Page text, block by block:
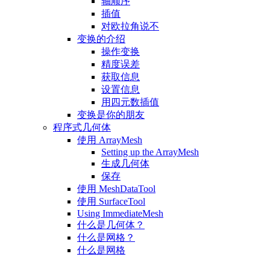
插值
对欧拉角说不
变换的介绍
操作变换
精度误差
获取信息
设置信息
用四元数插值
变换是你的朋友
程序式几何体
使用 ArrayMesh
Setting up the ArrayMesh
生成几何体
保存
使用 MeshDataTool
使用 SurfaceTool
Using ImmediateMesh
什么是几何体？
什么是网格？
什么是网格